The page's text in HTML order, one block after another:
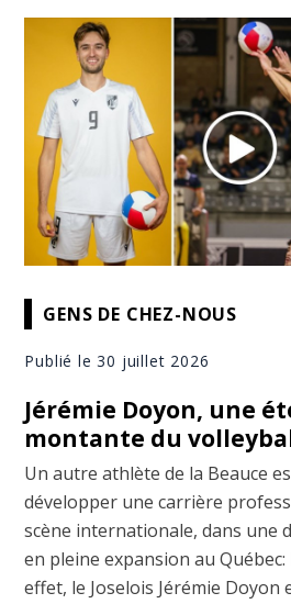
GENS DE CHEZ-NOUS
Publié le 30 juillet 2026
Jérémie Doyon, une
montante du
Un autre athlète de la Beauce
développer une carrière
scène internationale, dans une
en pleine expansion au Québec:
effet, le Joselois Jérémie Doyon